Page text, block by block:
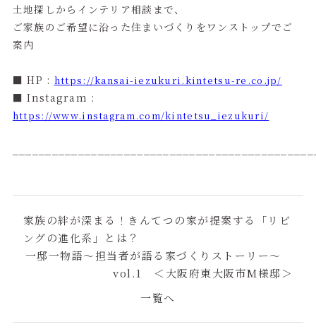
土地探しからインテリア相談まで、
ご家族のご希望に沿った住まいづくりをワンストップでご
案内
■ HP : https://kansai-iezukuri.kintetsu-re.co.jp/
■ Instagram :
https://www.instagram.com/kintetsu_iezukuri/
家族の絆が深まる！きんてつの家が提案する「リビ
ングの進化系」とは？
一覧へ
一邸一物語～担当者が語る家づくりストーリー～
vol.1 ＜大阪府東大阪市M様邸＞